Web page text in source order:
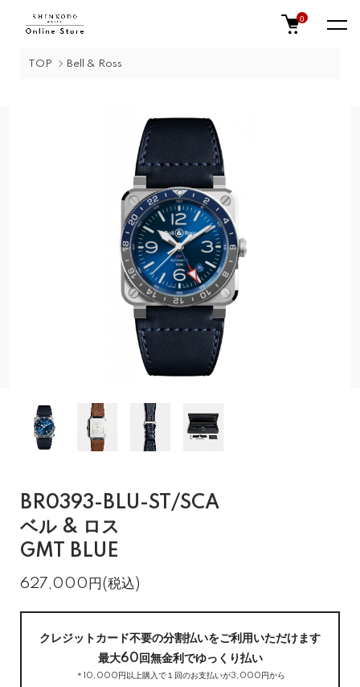
0
TOP Bell & Ross
BR0393-BLU-ST/SCA
ベル & ロス
GMT BLUE
627,000円(税込)
クレジットカード不要の分割払いをご利用いただけます
最大60回無金利でゆっくり払い
＊10,000円以上購入で１回のお支払いが3,000円から